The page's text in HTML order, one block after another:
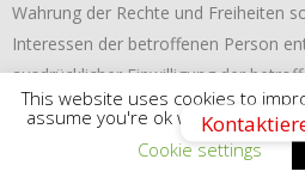
Wahrung der Rechte und Freiheiten
Interessen der betroffenen Person
ausdrücklicher Einwilligung der
Ist die Entscheidung (1) für den
Vertrags zwischen der betroffenen
This website uses cookies to
assume you're ok with this, but
Cookie settings